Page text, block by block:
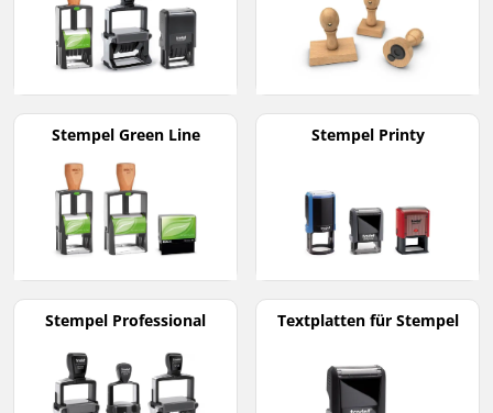
Stempel Green Line Stempel Printy
Stempel Professional Textplatten für Stempel